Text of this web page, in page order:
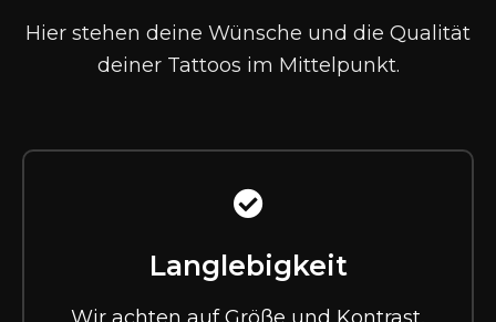
Hier stehen deine Wünsche und die Qualität
deiner Tattoos im Mittelpunkt.
Langlebigkeit